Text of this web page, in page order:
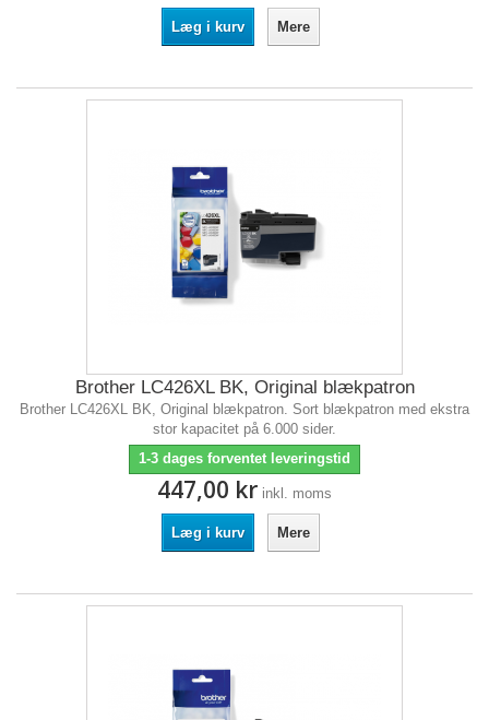
Læg i kurv Mere
Brother LC426XL BK, Original blækpatron
Brother LC426XL BK, Original blækpatron. Sort blækpatron med ekstra
stor kapacitet på 6.000 sider.
1-3 dages forventet leveringstid
447,00 kr inkl. moms
Læg i kurv Mere